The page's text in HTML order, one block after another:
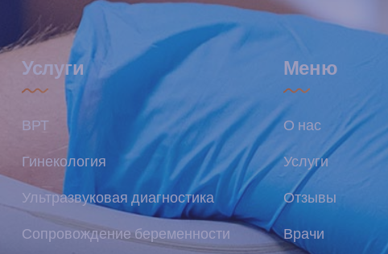
Услуги
ВРТ
Гинекология
Ультразвуковая диагностика
Сопровождение беременности
Меню
О нас
Услуги
Отзывы
Врачи